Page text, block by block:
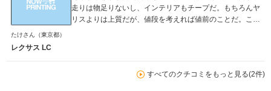
走りは物足りないし、インテリアもチープだ。もちろんヤ
リスよりは上質だが、値段を考えれば値前のことだ。この
ない。しかしそれではドイツ御三家とは戦えない。中身が
たけさん （東京都）
レクサス LC
すべてのクチコミをもっと見る(2件)